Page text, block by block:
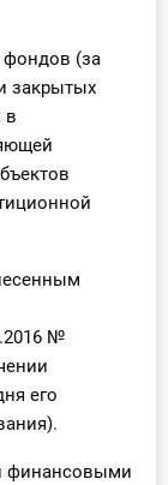
(за
закрытых
в
№
его
финансовыми